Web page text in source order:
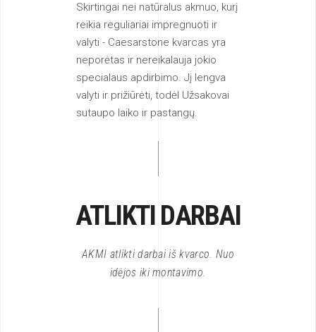
Skirtingai nei natūralus akmuo, kurį
reikia reguliariai impregnuoti ir
valyti - Caesarstone kvarcas yra
neporėtas ir nereikalauja jokio
specialaus apdirbimo. Jį lengva
valyti ir prižiūrėti, todėl Užsakovai
sutaupo laiko ir pastangų.
ATLIKTI DARBAI
AKMI atlikti darbai iš kvarco. Nuo
idėjos iki montavimo.